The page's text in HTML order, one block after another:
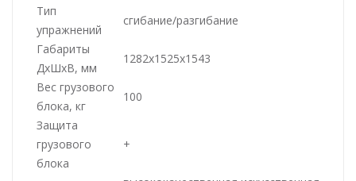
Тип
упражнений
сгибание/разгибание
Габариты
ДхШхВ, мм
1282x1525x1543
Вес грузового
блока, кг
100
Защита
грузового
блока
+